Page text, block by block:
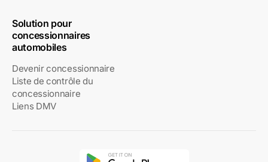
Solution pour
concessionnaires
automobiles
Devenir concessionnaire
Liste de contrôle du
concessionnaire
Liens DMV